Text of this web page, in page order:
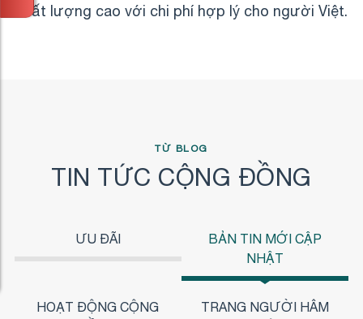
chất lượng cao với chi phí hợp lý cho người Việt.
TỪ BLOG
TIN TỨC CỘNG ĐỒNG
ƯU ĐÃI
BẢN TIN MỚI CẬP
NHẬT
HOẠT ĐỘNG CỘNG TRANG NGƯỜI HÂM